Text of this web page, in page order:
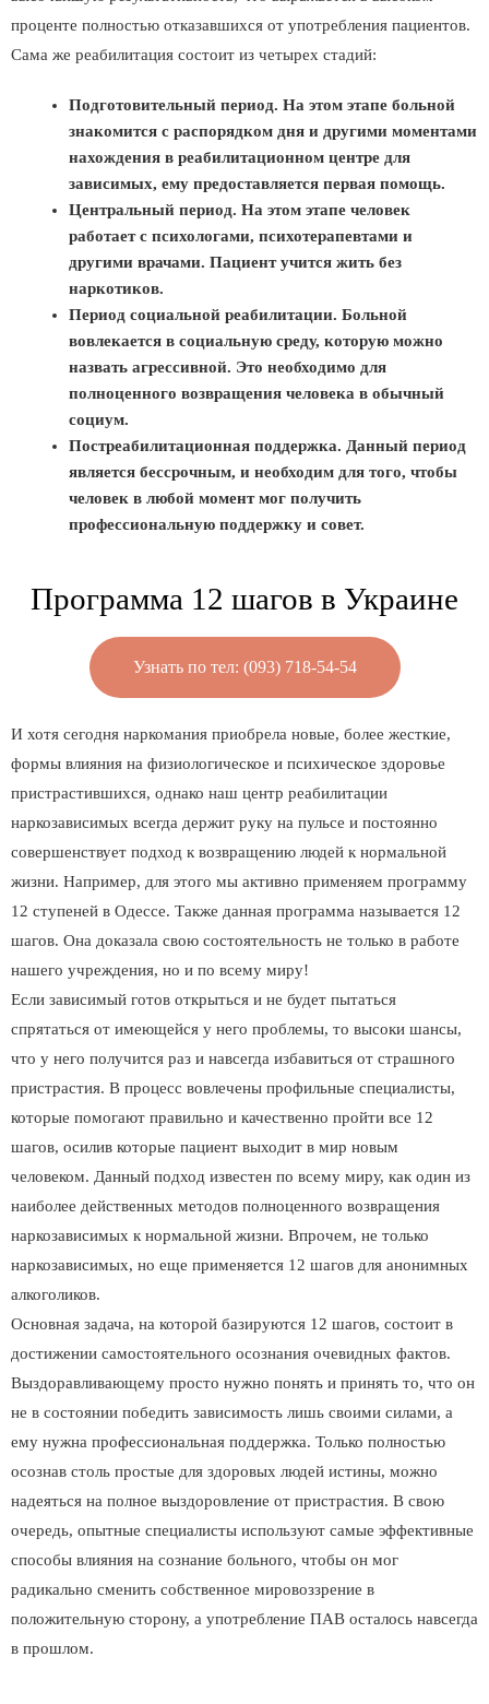
проценте полностью отказавшихся от употребления пациентов.
Сама же реабилитация состоит из четырех стадий:
Подготовительный период. На этом этапе больной
знакомится с распорядком дня и другими моментами
нахождения в реабилитационном центре для
зависимых, ему предоставляется первая помощь.
Центральный период. На этом этапе человек
работает с психологами, психотерапевтами и
другими врачами. Пациент учится жить без
наркотиков.
Период социальной реабилитации. Больной
вовлекается в социальную среду, которую можно
назвать агрессивной. Это необходимо для
полноценного возвращения человека в обычный
социум.
Постреабилитационная поддержка. Данный период
является бессрочным, и необходим для того, чтобы
человек в любой момент мог получить
профессиональную поддержку и совет.
Программа 12 шагов в Украине
Узнать по тел: (093) 718-54-54
И хотя сегодня наркомания приобрела новые, более жесткие,
формы влияния на физиологическое и психическое здоровье
пристрастившихся, однако наш центр реабилитации
наркозависимых всегда держит руку на пульсе и постоянно
совершенствует подход к возвращению людей к нормальной
жизни. Например, для этого мы активно применяем программу
12 ступеней в Одессе. Также данная программа называется 12
шагов. Она доказала свою состоятельность не только в работе
нашего учреждения, но и по всему миру!
Если зависимый готов открыться и не будет пытаться
спрятаться от имеющейся у него проблемы, то высоки шансы,
что у него получится раз и навсегда избавиться от страшного
пристрастия. В процесс вовлечены профильные специалисты,
которые помогают правильно и качественно пройти все 12
шагов, осилив которые пациент выходит в мир новым
человеком. Данный подход известен по всему миру, как один из
наиболее действенных методов полноценного возвращения
наркозависимых к нормальной жизни. Впрочем, не только
наркозависимых, но еще применяется 12 шагов для анонимных
алкоголиков.
Основная задача, на которой базируются 12 шагов, состоит в
достижении самостоятельного осознания очевидных фактов.
Выздоравливающему просто нужно понять и принять то, что он
не в состоянии победить зависимость лишь своими силами, а
ему нужна профессиональная поддержка. Только полностью
осознав столь простые для здоровых людей истины, можно
надеяться на полное выздоровление от пристрастия. В свою
очередь, опытные специалисты используют самые эффективные
способы влияния на сознание больного, чтобы он мог
радикально сменить собственное мировоззрение в
положительную сторону, а употребление ПАВ осталось навсегда
в прошлом.